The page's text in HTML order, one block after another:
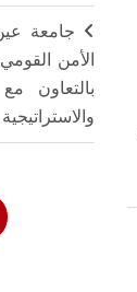
جامعة
الأمن
بالتعاون
والاستراتيجية